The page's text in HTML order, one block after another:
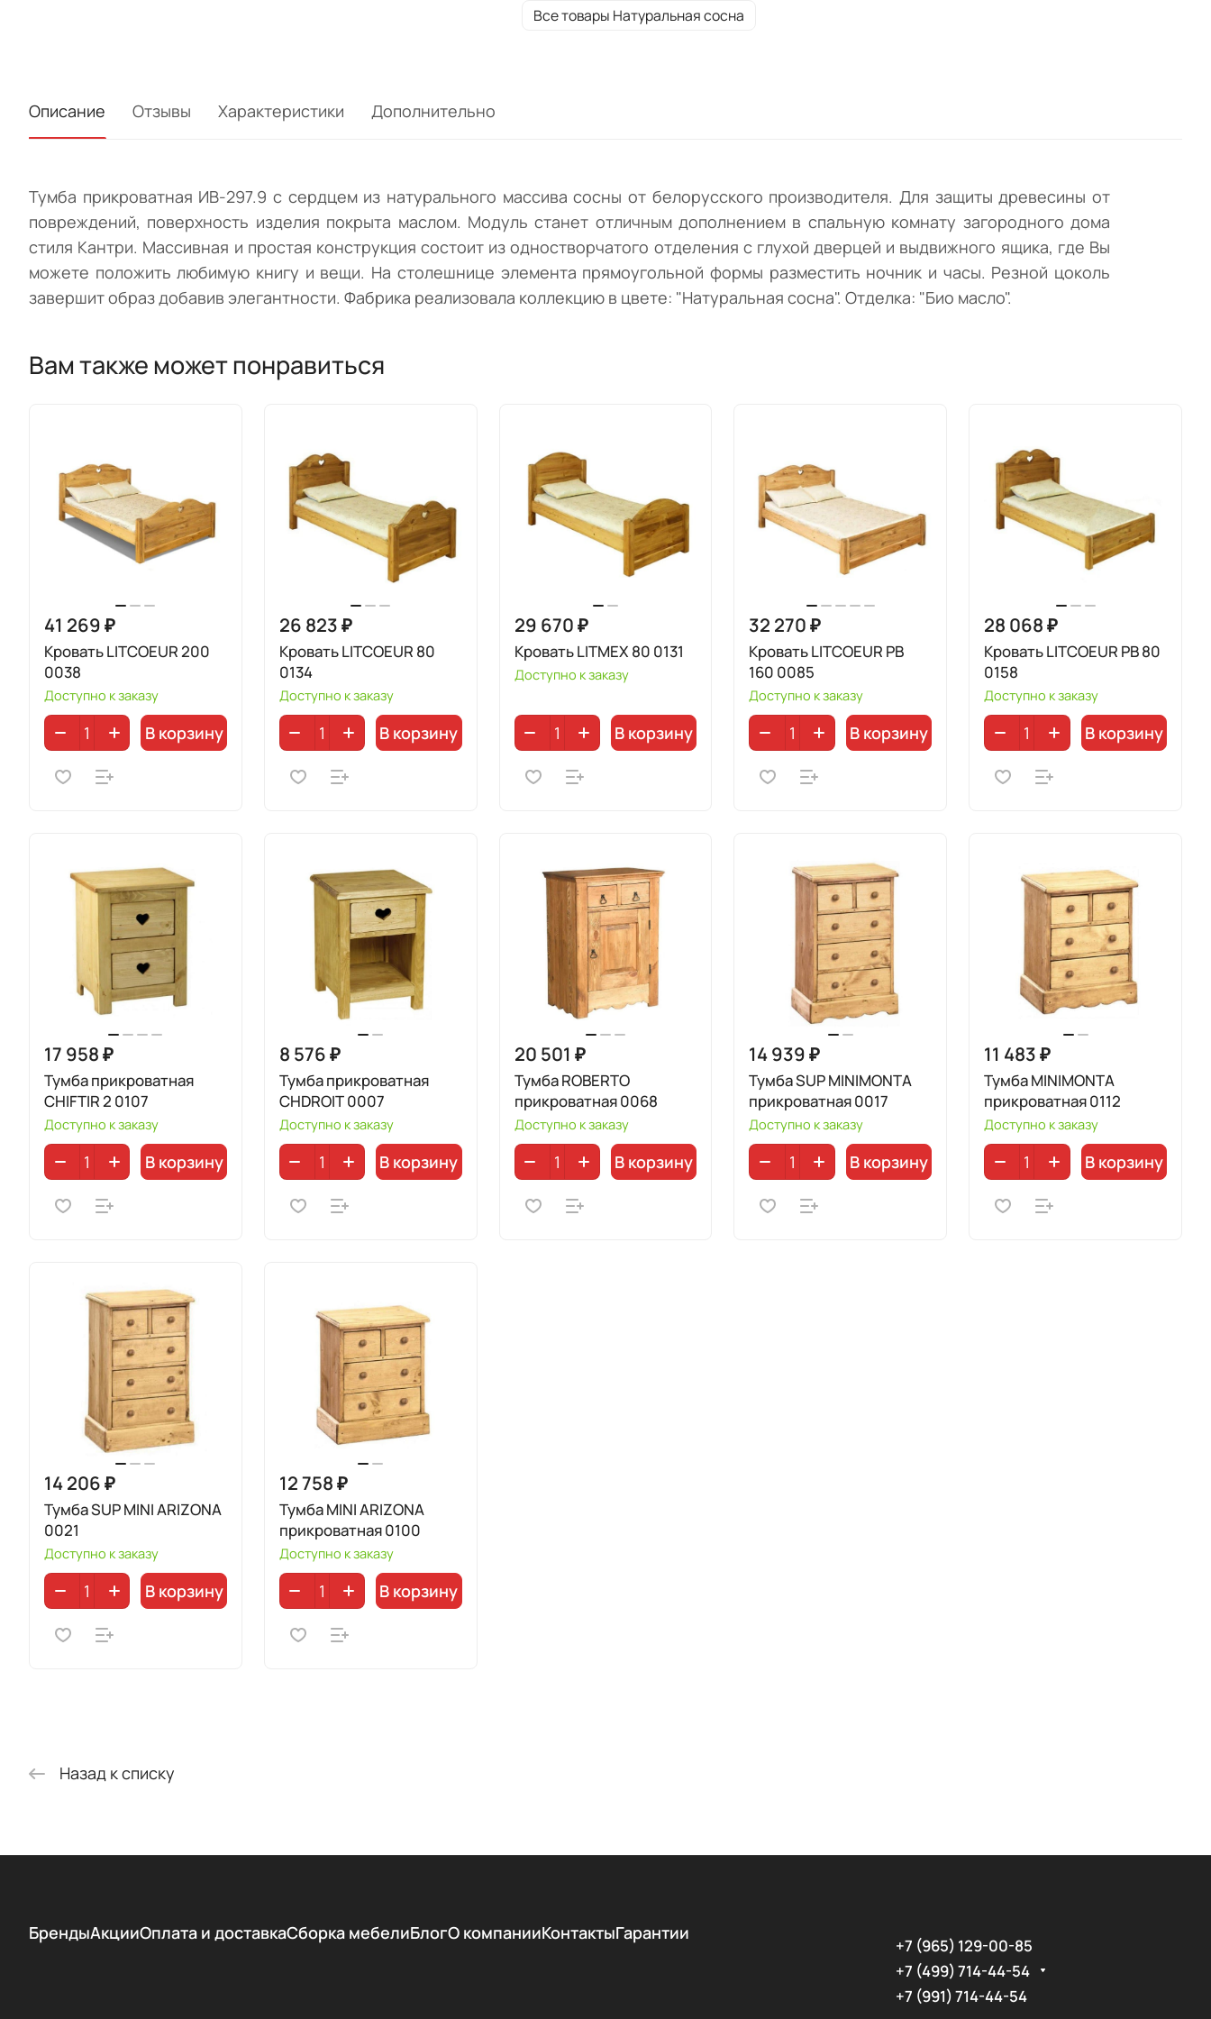
где Вы можете положить любимую книгу и
вещи. На столешнице элемента
Все товары Натуральная сосна
Описание Отзывы Характеристики Дополнительно
Тумба прикроватная ИВ-297.9 с сердцем из натурального массива сосны от белорусского производителя. Для защиты древесины от
повреждений, поверхность изделия покрыта маслом. Модуль станет отличным дополнением в спальную комнату загородного дома
стиля Кантри. Массивная и простая конструкция состоит из одностворчатого отделения с глухой дверцей и выдвижного ящика, где Вы
можете положить любимую книгу и вещи. На столешнице элемента прямоугольной формы разместить ночник и часы. Резной цоколь
завершит образ добавив элегантности. Фабрика реализовала коллекцию в цвете: "Натуральная сосна". Отделка: "Био масло".
Вам также может понравиться
41 269 ₽
Кровать LITCOEUR 200
0038
Доступно к заказу
В корзину
26 823 ₽
Кровать LITCOEUR 80
0134
Доступно к заказу
В корзину
29 670 ₽
Кровать LITMEX 80 0131
Доступно к заказу
В корзину
32 270 ₽
Кровать LITCOEUR PB
160 0085
Доступно к заказу
В корзину
28 068 ₽
Кровать LITCOEUR PB 80
0158
Доступно к заказу
В корзину
17 958 ₽
Тумба прикроватная
CHIFTIR 2 0107
Доступно к заказу
В корзину
8 576 ₽
Тумба прикроватная
CHDROIT 0007
Доступно к заказу
В корзину
20 501 ₽
Тумба ROBERTO
прикроватная 0068
Доступно к заказу
В корзину
14 939 ₽
Тумба SUP MINIMONTA
прикроватная 0017
Доступно к заказу
В корзину
11 483 ₽
Тумба MINIMONTA
прикроватная 0112
Доступно к заказу
В корзину
14 206 ₽
Тумба SUP MINI ARIZONA
0021
Доступно к заказу
В корзину
12 758 ₽
Тумба MINI ARIZONA
прикроватная 0100
Доступно к заказу
В корзину
Назад к списку
БрендыАкцииОплата и доставкаСборка мебелиБлогО компанииКонтактыГарантии
+7 (965) 129-00-85
+7 (499) 714-44-54
+7 (991) 714-44-54